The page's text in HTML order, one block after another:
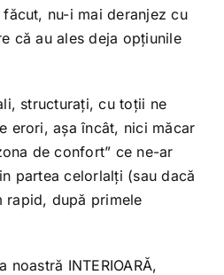
nu-i mai deranjez cu
că au ales deja opțiunile
structurați, cu toții ne
erori, așa încât, nici măcar
de confort” ce ne-ar
partea celorlalți (sau dacă
rapid, după primele
noastră INTERIOARĂ,